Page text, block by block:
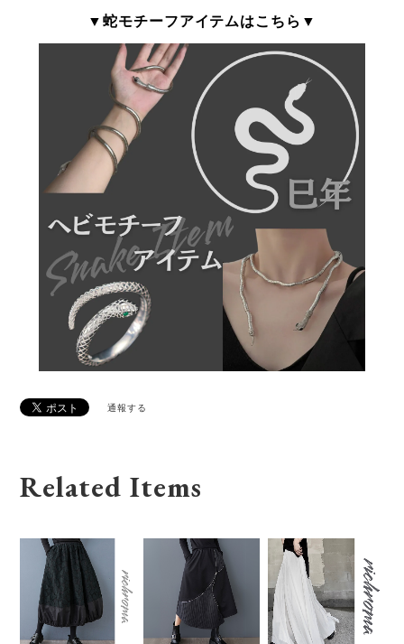
▼蛇モチーフアイテムはこちら▼
通報する
Related Items